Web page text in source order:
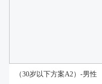
（30岁以下方案A2）-男性